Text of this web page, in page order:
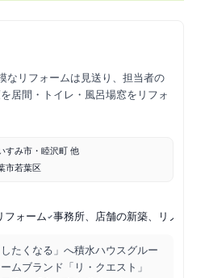
なリフォームは見送り、担当者の
居間・トイレ・風呂場窓をリフォ
すみ市・睦沢町 他
市若葉区
フォーム 事務所、店舗の新築、リノベー
たくなる」へ積水ハウスグルー
ムブランド「リ・クエスト」